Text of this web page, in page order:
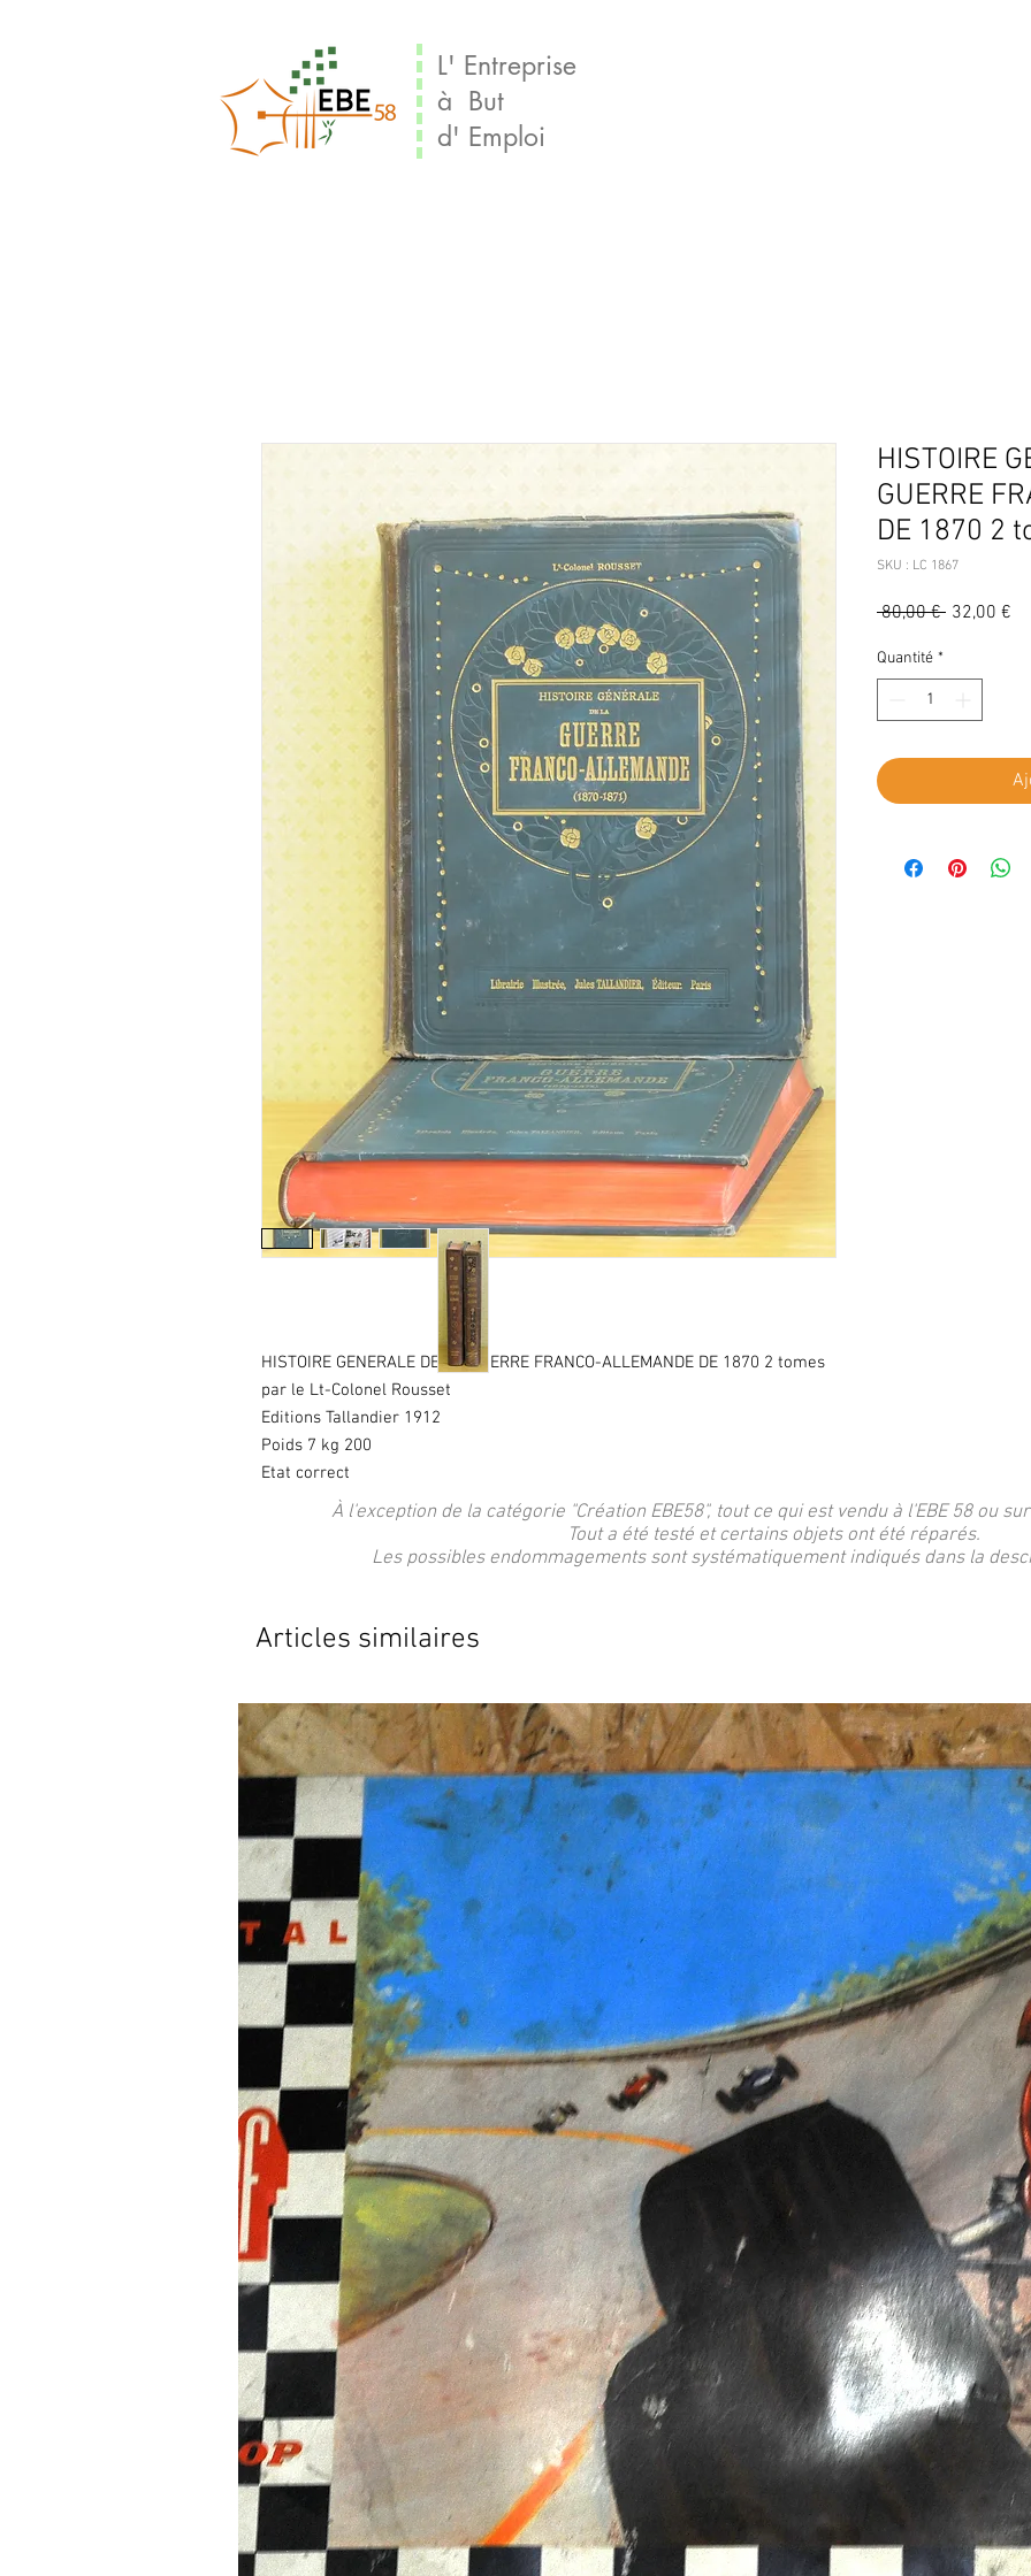
L' Entreprise
à But
d' Emploi
HISTOIRE GENERALE DE LA GUERRE FRANCO-ALLEMANDE DE 1870 2 tomes
par le Lt-Colonel Rousset
Editions Tallandier 1912
Poids 7 kg 200
Etat correct
HISTOIRE
GUERRE
DE 1870 2
SKU : LC 1867
80,00 € Prix
32,00 €
Quantité *
À l'exception de la catégorie "Création EBE58", tout ce qui est vendu à l'EBE 58 ou
Tout a été testé et certains objets ont été réparés.
Les possibles endommagements sont systématiquement indiqués dans la
Articles similaires